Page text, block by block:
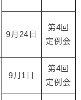
9月24日
第4回
定例会
9月1日
第4回
定例会